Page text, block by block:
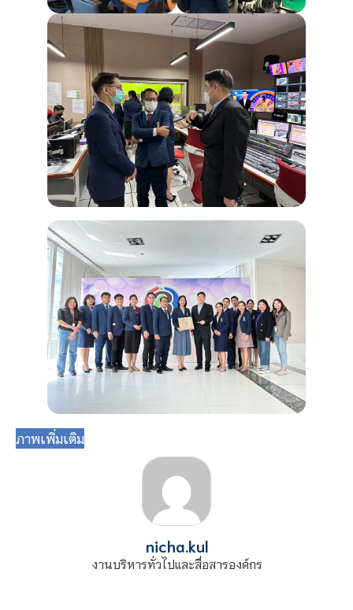
ภาพเพิ่มเติม
nicha.kul
งานบริหารทั่วไปและสื่อสารองค์กร